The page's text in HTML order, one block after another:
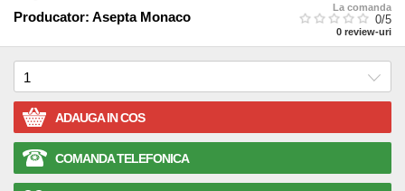
Producator: Asepta Monaco
La comanda
0/5
0 review-uri
ADAUGA IN COS
COMANDA TELEFONICA